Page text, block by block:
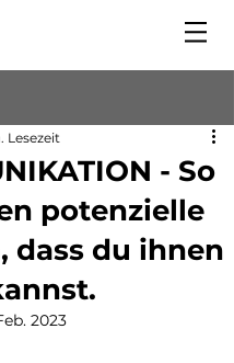
- So
potenzielle
dass du ihnen
Lesezeit
2023